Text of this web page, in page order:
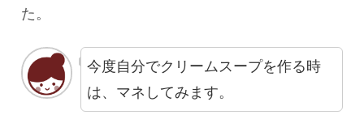
た。
今度自分でクリームスープを作る時
は、マネしてみます。